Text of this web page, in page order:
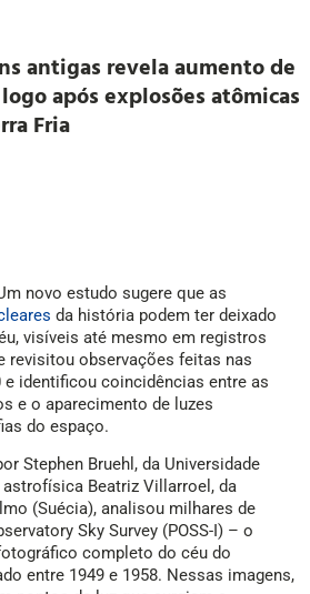
antigas revela aumento de
após explosões atômicas
Fria
novo estudo sugere que as
da história podem ter deixado
visíveis até mesmo em registros
revisitou observações feitas nas
e identificou coincidências entre as
e o aparecimento de luzes
do espaço.
Stephen Bruehl, da Universidade
astrofísica Beatriz Villarroel, da
(Suécia), analisou milhares de
Sky Survey (POSS-I) – o
completo do céu do
entre 1949 e 1958. Nessas imagens,